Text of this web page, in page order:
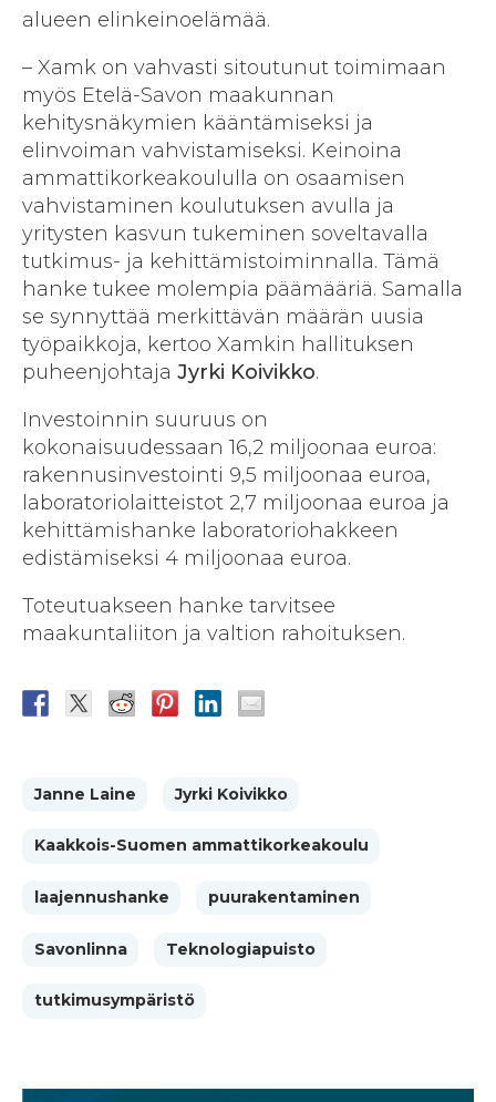
alueen elinkeinoelämää.
– Xamk on vahvasti sitoutunut toimimaan
myös Etelä-Savon maakunnan
kehitysnäkymien kääntämiseksi ja
elinvoiman vahvistamiseksi. Keinoina
ammattikorkeakoululla on osaamisen
vahvistaminen koulutuksen avulla ja
yritysten kasvun tukeminen soveltavalla
tutkimus- ja kehittämistoiminnalla. Tämä
hanke tukee molempia päämääriä. Samalla
se synnyttää merkittävän määrän uusia
työpaikkoja, kertoo Xamkin hallituksen
puheenjohtaja Jyrki Koivikko.
Investoinnin suuruus on
kokonaisuudessaan 16,2 miljoonaa euroa:
rakennusinvestointi 9,5 miljoonaa euroa,
laboratoriolaitteistot 2,7 miljoonaa euroa ja
kehittämishanke laboratoriohakkeen
edistämiseksi 4 miljoonaa euroa.
Toteutuakseen hanke tarvitsee
maakuntaliiton ja valtion rahoituksen.
Janne Laine Jyrki Koivikko
Kaakkois-Suomen ammattikorkeakoulu
laajennushanke puurakentaminen
Savonlinna Teknologiapuisto
tutkimusympäristö